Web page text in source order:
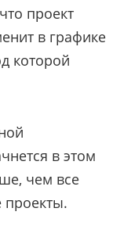
проект
в графике
которой
в этом
чем все